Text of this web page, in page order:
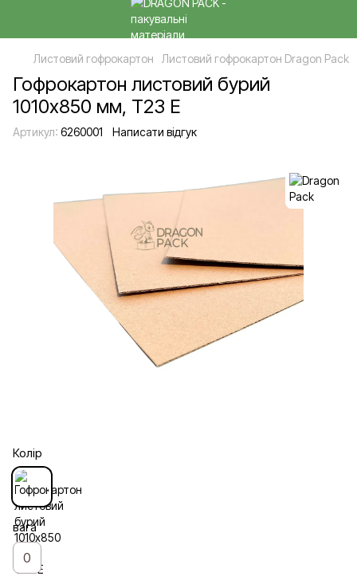
Листовий гофрокартон Листовий гофрокартон Dragon Pack
Гофрокартон листовий бурий
1010х850 мм, Т23 Е
Артикул: 6260001 Написати відгук
Колір
вага
0